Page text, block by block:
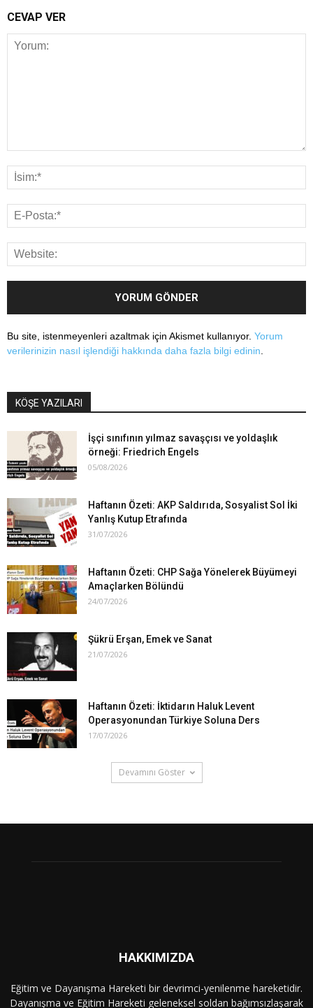
CEVAP VER
Bu site, istenmeyenleri azaltmak için Akismet kullanıyor. Yorum
verilerinizin nasıl işlendiği hakkında daha fazla bilgi edinin.
KÖŞE YAZILARI
İşçi sınıfının yılmaz savaşçısı ve yoldaşlık
örneği: Friedrich Engels
05/08/2026
Haftanın Özeti: AKP Saldırıda, Sosyalist Sol İki
Yanlış Kutup Etrafında
31/07/2026
Haftanın Özeti: CHP Sağa Yönelerek Büyümeyi
Amaçlarken Bölündü
24/07/2026
Şükrü Erşan, Emek ve Sanat
21/07/2026
Haftanın Özeti: İktidarın Haluk Levent
Operasyonundan Türkiye Soluna Ders
17/07/2026
Devamını Göster
HAKKIMIZDA
Eğitim ve Dayanışma Hareketi bir devrimci-yenilenme hareketidir.
Dayanışma ve Eğitim Hareketi geleneksel soldan bağımsızlaşarak